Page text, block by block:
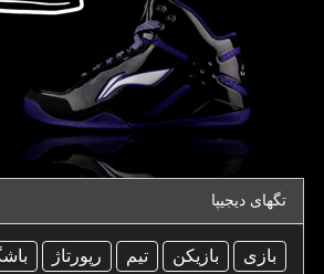
تگهای دیجیپا
بازی بازیكن تیم رپورتاژ